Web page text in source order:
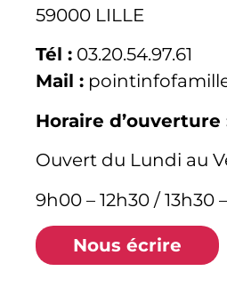
59000 LILLE
Tél : 03.20.54.97.61
Mail :
Horaire d’ouverture
Ouvert du Lundi au
9h00 – 12h30 / 13h30
Nous écrire